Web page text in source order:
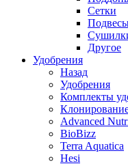
Сетки
Другое
Удобрения
Назад
Удобрения
Комплекты
Advanced
BioBizz
Terra Aquatica
Hesi